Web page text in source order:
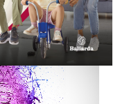
Bernabó